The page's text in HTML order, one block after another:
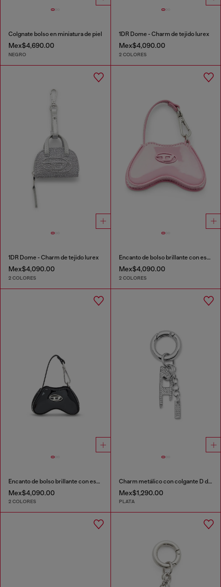
Colgnate bolso en miniatura de piel
Mex$4,690.00
NEGRO
1DR Dome - Charm de tejido lurex
Mex$4,090.00
2 COLORES
1DR Dome - Charm de tejido lurex
Mex$4,090.00
2 COLORES
Encanto de bolso brillante con espejo
Mex$4,090.00
2 COLORES
Encanto de bolso brillante con espejo
Mex$4,090.00
2 COLORES
Charm metálico con colgante D de strass
Mex$1,290.00
PLATA